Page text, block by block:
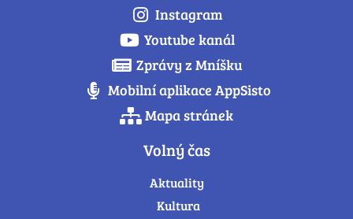
Instagram
Youtube kanál
Zprávy z Mníšku
Mobilní aplikace AppSisto
Mapa stránek
Volný čas
Aktuality
Kultura